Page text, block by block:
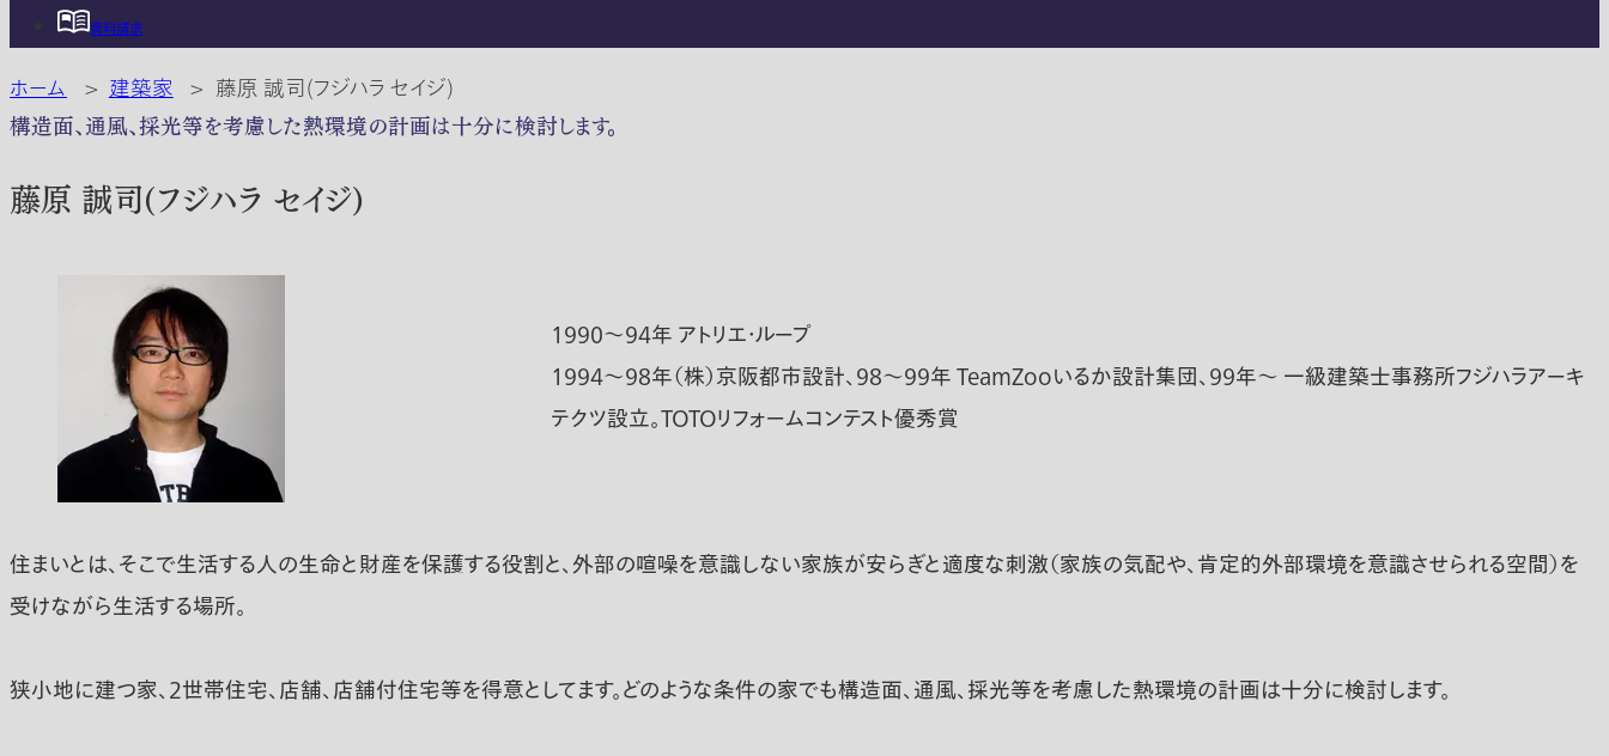
資料請求
ホーム > 建築家 > 藤原 誠司(フジハラ セイジ)
構造面、通風、採光等を考慮した熱環境の計画は十分に検討します。
藤原 誠司(フジハラ セイジ)
1990～94年 アトリエ・ループ
1994～98年（株）京阪都市設計、98～99年 TeamZooいるか設計集団、99年～ 一級建築士事務所フジハラアーキ
テクツ設立。TOTOリフォームコンテスト優秀賞
住まいとは、そこで生活する人の生命と財産を保護する役割と、外部の喧噪を意識しない家族が安らぎと適度な刺激（家族の気配や、肯定的外部環境を意識させられる空間）を
受けながら生活する場所。
狭小地に建つ家、2世帯住宅、店舗、店舗付住宅等を得意としてます。どのような条件の家でも構造面、通風、採光等を考慮した熱環境の計画は十分に検討します。